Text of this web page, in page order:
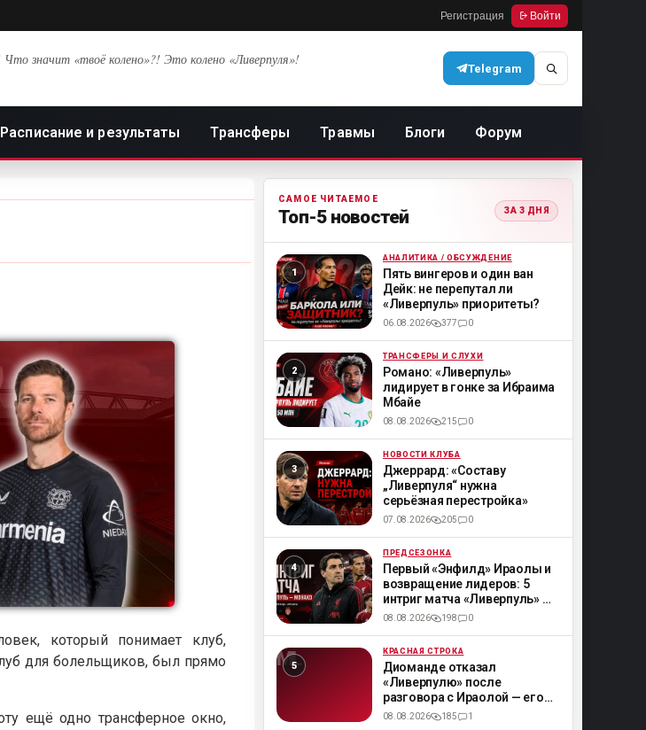
Регистрация Войти
Что значит «твоё колено»?! Это колено «Ливерпуля»!
Telegram
Расписание и результаты Трансферы Травмы Блоги Форум
который понимает клуб,
для болельщиков, был прямо
ещё одно трансферное окно,
САМОЕ ЧИТАЕМОЕ
Топ-5 новостей ЗА 3 ДНЯ
ML АНАЛИТИКА / ОБСУЖДЕНИЕ
Пять вингеров и один ван
Дейк: не перепутал ли
«Ливерпуль» приоритеты?
06.08.2026 377 0
ML ТРАНСФЕРЫ И СЛУХИ
Романо: «Ливерпуль»
лидирует в гонке за Ибраима
Мбайе
08.08.2026 215 0
ML НОВОСТИ КЛУБА
Джеррард: «Составу
„Ливерпуля“ нужна
серьёзная перестройка»
07.08.2026 205 0
ML ПРЕДСЕЗОНКА
Первый «Энфилд» Ираолы и
возвращение лидеров: 5
интриг матча «Ливерпуль» —
«Монако»
08.08.2026 198 0
ML КРАСНАЯ СТРОКА
Диоманде отказал
«Ливерпулю» после
разговора с Ираолой — его
смутил «переходный сезон»
08.08.2026 185 1